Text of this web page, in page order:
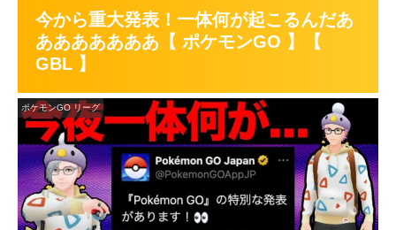
今から重大発表！一体何が起こるんだあ
あああああああ【 ポケモンGO 】【
GBL 】
ポケモンGO リーグ